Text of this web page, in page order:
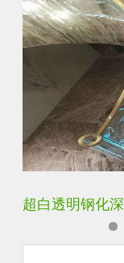
玄关水晶立体